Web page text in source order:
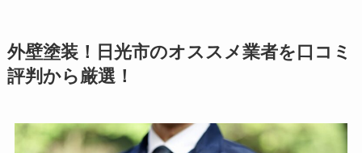
外壁塗装！日光市のオススメ業者を口コミ
評判から厳選！